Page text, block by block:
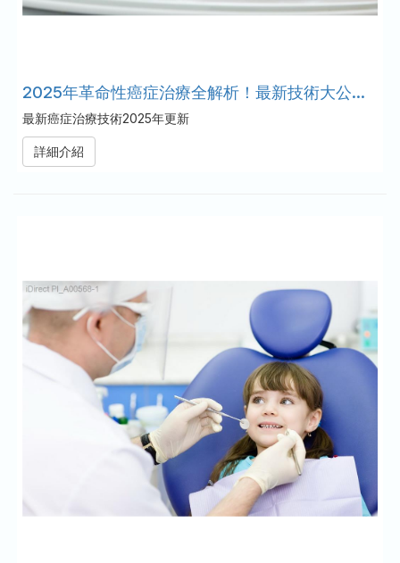
2025年革命性癌症治療全解析！最新技術大公開，改變未來治療趨勢
最新癌症治療技術2025年更新
詳細介紹